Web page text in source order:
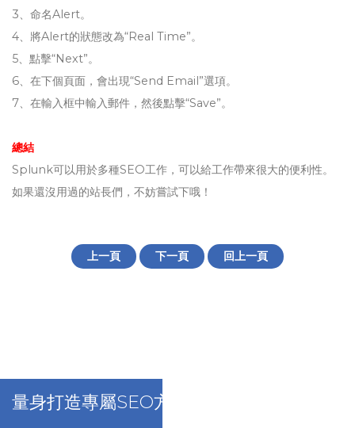
3、命名Alert。
4、將Alert的狀態改為“Real Time”。
5、點擊“Next”。
6、在下個頁面，會出現“Send Email”選項。
7、在輸入框中輸入郵件，然後點擊“Save”。
總結
Splunk可以用於多種SEO工作，可以給工作帶來很大的便利性。
如果還沒用過的站長們，不妨嘗試下哦！
上一頁 下一頁 回上一頁
量身打造專屬SEO方案，立刻免費洽詢！